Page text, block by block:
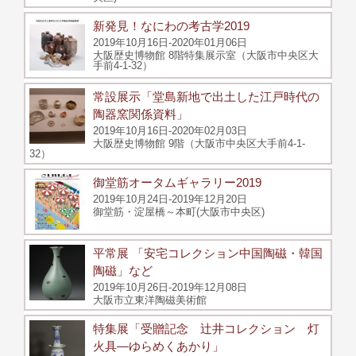
新発見！なにわの考古学2019
2019年10月16日-2020年01月06日
大阪歴史博物館 8階特集展示室（大阪市中央区大
手前4-1-32）
常設展示「堂島新地で出土した江戸時代の
陶器窯関係資料」
2019年10月16日-2020年02月03日
大阪歴史博物館 9階（大阪市中央区大手前4-1-
32）
御堂筋オータムギャラリー2019
2019年10月24日-2019年12月20日
御堂筋・淀屋橋～本町(大阪市中央区)
平常展 「安宅コレクション中国陶磁・韓国
陶磁」など
2019年10月26日-2019年12月08日
大阪市立東洋陶磁美術館
特集展「受贈記念 辻井コレクション 灯
火具―ゆらめくあかり」